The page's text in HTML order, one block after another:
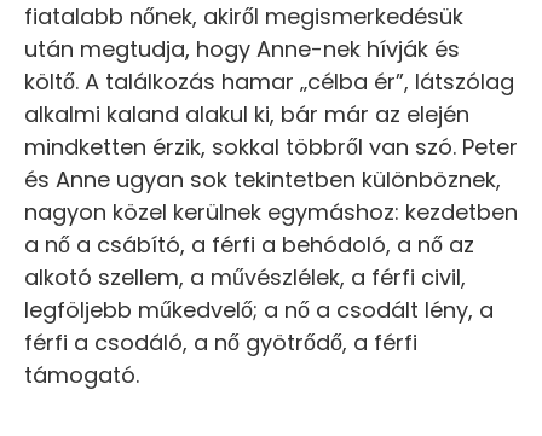
fiatalabb nőnek, akiről megismerkedésük
után megtudja, hogy Anne-nek hívják és
költő. A találkozás hamar „célba ér”, látszólag
alkalmi kaland alakul ki, bár már az elején
mindketten érzik, sokkal többről van szó. Peter
és Anne ugyan sok tekintetben különböznek,
nagyon közel kerülnek egymáshoz: kezdetben
a nő a csábító, a férfi a behódoló, a nő az
alkotó szellem, a művészlélek, a férfi civil,
legföljebb műkedvelő; a nő a csodált lény, a
férfi a csodáló, a nő gyötrődő, a férfi
támogató.